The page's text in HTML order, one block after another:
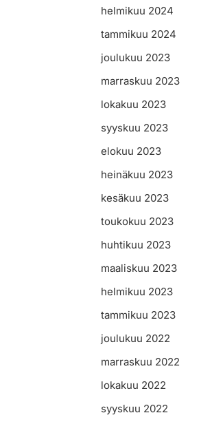
helmikuu 2024
tammikuu 2024
joulukuu 2023
marraskuu 2023
lokakuu 2023
syyskuu 2023
elokuu 2023
heinäkuu 2023
kesäkuu 2023
toukokuu 2023
huhtikuu 2023
maaliskuu 2023
helmikuu 2023
tammikuu 2023
joulukuu 2022
marraskuu 2022
lokakuu 2022
syyskuu 2022